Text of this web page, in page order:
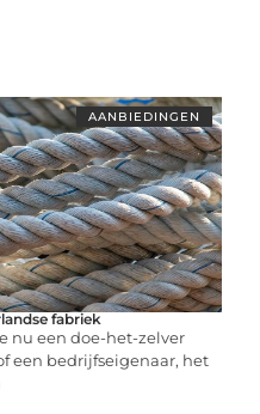
AANBIEDINGEN
fabriek
nu een doe-het-zelver
een bedrijfseigenaar, het